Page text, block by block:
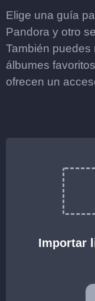
Elige una guía
Pandora y otro
También puedes
álbumes
ofrecen un
Importar